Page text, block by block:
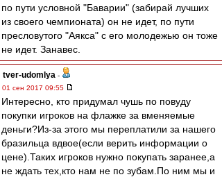
по пути условной "Баварии" (забирай лучших
из своего чемпионата) он не идет, по пути
пресловутого "Аякса" с его молодежью он тоже
не идет. Занавес.
tver-udomlya -
01 сен 2017 09:55
Интересно, кто придумал чушь по повуду
покупки игроков на флажке за вменяемые
деньги?Из-за этого мы переплатили за нашего
бразильца вдвое(если верить информации о
цене).Таких игроков нужно покупать заранее,а
не ждать тех,кто нам не по зубам.По ним мы и